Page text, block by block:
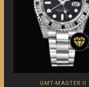
GMT-MASTER II